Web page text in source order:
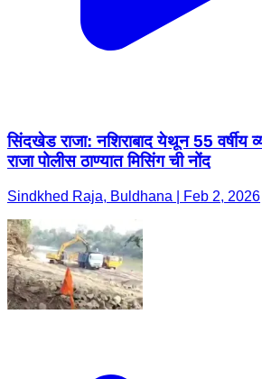
सिंदखेड राजा: नशिराबाद येथून 55 वर्षीय
राजा पोलीस ठाण्यात मिसिंग ची नोंद
Sindkhed Raja, Buldhana | Feb 2, 2026